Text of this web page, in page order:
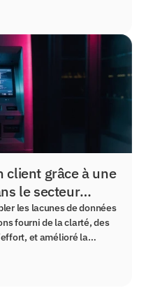
client grâce à une
le secteur
les lacunes de données
fourni de la clarté, des
et amélioré la